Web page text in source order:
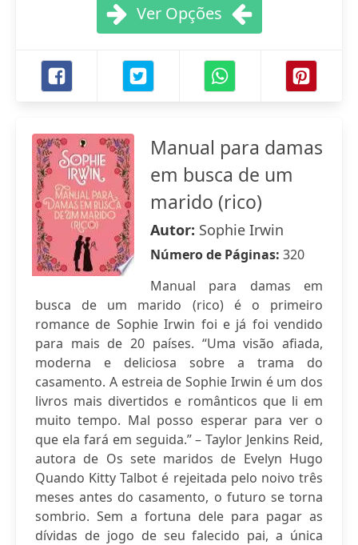
Ver Opções
Manual para damas
em busca de um
marido (rico)
Autor: Sophie Irwin
Número de Páginas: 320
Manual para damas em
busca de um marido (rico) é o primeiro
romance de Sophie Irwin foi e já foi vendido
para mais de 20 países. “Uma visão afiada,
moderna e deliciosa sobre a trama do
casamento. A estreia de Sophie Irwin é um dos
livros mais divertidos e românticos que li em
muito tempo. Mal posso esperar para ver o
que ela fará em seguida.” – Taylor Jenkins Reid,
autora de Os sete maridos de Evelyn Hugo
Quando Kitty Talbot é rejeitada pelo noivo três
meses antes do casamento, o futuro se torna
sombrio. Sem a fortuna dele para pagar as
dívidas de jogo de seu falecido pai, a única